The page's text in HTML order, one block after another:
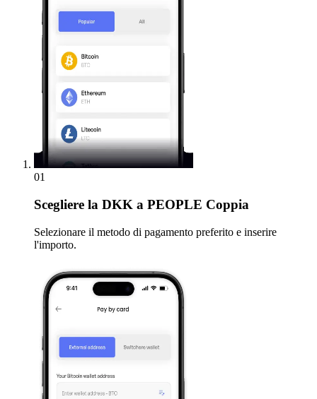
01
Scegliere la DKK a PEOPLE Coppia
Selezionare il metodo di pagamento preferito e inserire
l'importo.